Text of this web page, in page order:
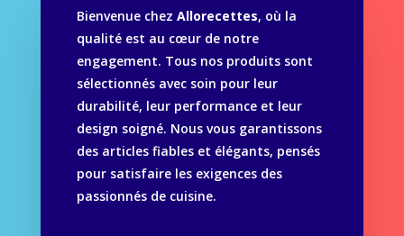
Bienvenue chez Allorecettes, où la
qualité est au cœur de notre
engagement. Tous nos produits sont
sélectionnés avec soin pour leur
durabilité, leur performance et leur
design soigné. Nous vous garantissons
des articles fiables et élégants, pensés
pour satisfaire les exigences des
passionnés de cuisine.